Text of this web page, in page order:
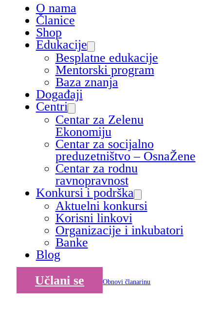
O nama
Članice
Shop
Edukacije
Besplatne edukacije
Mentorski program
Baza znanja
Događaji
Centri
Centar za Zelenu
Ekonomiju
Centar za socijalno
preduzetništvo – OsnaŽene
Centar za rodnu
ravnopravnost
Konkursi i podrška
Aktuelni konkursi
Korisni linkovi
Organizacije i inkubatori
Banke
Blog
Učlani se
Obnovi članarinu